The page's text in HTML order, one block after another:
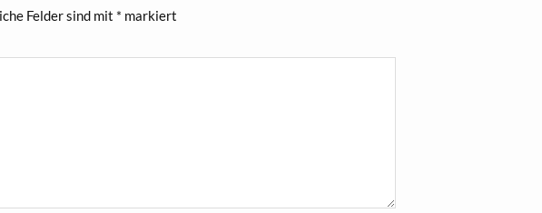
Felder sind mit * markiert